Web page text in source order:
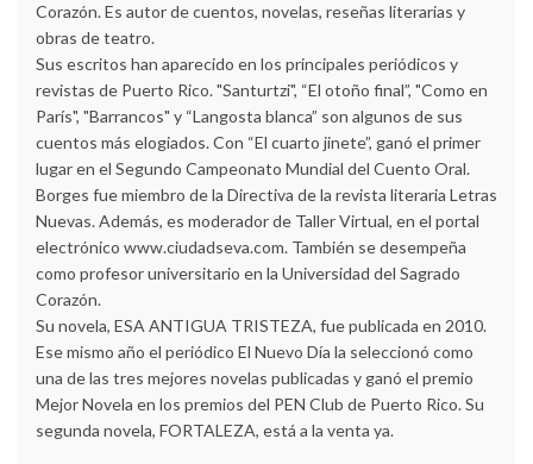
Corazón. Es autor de cuentos, novelas, reseñas literarias y
obras de teatro.
Sus escritos han aparecido en los principales periódicos y
revistas de Puerto Rico. "Santurtzi", “El otoño final”, "Como en
París", "Barrancos" y “Langosta blanca” son algunos de sus
cuentos más elogiados. Con “El cuarto jinete”, ganó el primer
lugar en el Segundo Campeonato Mundial del Cuento Oral.
Borges fue miembro de la Directiva de la revista literaria Letras
Nuevas. Además, es moderador de Taller Virtual, en el portal
electrónico www.ciudadseva.com. También se desempeña
como profesor universitario en la Universidad del Sagrado
Corazón.
Su novela, ESA ANTIGUA TRISTEZA, fue publicada en 2010.
Ese mismo año el periódico El Nuevo Día la seleccionó como
una de las tres mejores novelas publicadas y ganó el premio
Mejor Novela en los premios del PEN Club de Puerto Rico. Su
segunda novela, FORTALEZA, está a la venta ya.